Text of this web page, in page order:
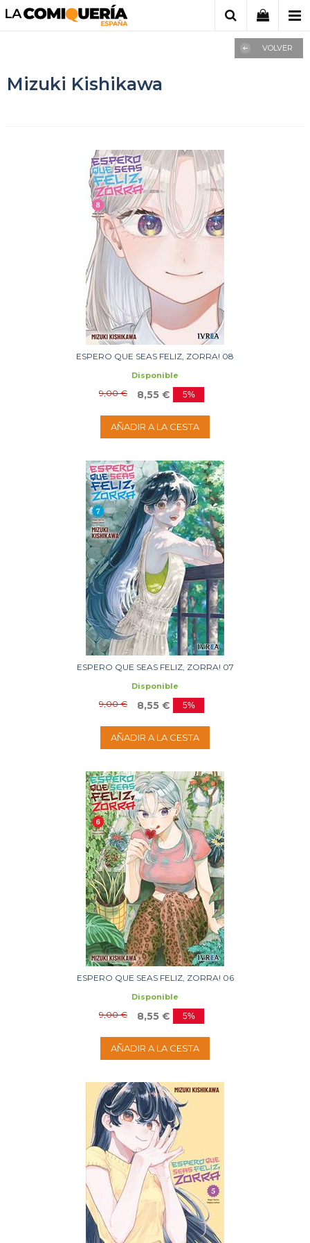
VOLVER
Mizuki Kishikawa
ESPERO QUE SEAS FELIZ, ZORRA! 08
Disponible
9,00 € 8,55 € 5%
AÑADIR A LA CESTA
ESPERO QUE SEAS FELIZ, ZORRA! 07
Disponible
9,00 € 8,55 € 5%
AÑADIR A LA CESTA
ESPERO QUE SEAS FELIZ, ZORRA! 06
Disponible
9,00 € 8,55 € 5%
AÑADIR A LA CESTA